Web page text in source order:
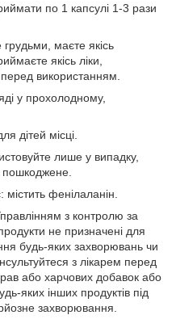
по 1 капсулі 1-3 рази
грудьми, маєте якісь
якісь ліки,
використанням.
у прохолодному,
дітей місці.
лише у випадку,
містить фенілаланін.
з контролю за
не призначені для
будь-яких захворювань чи
з лікарем перед
або харчових добавок або
яких інших продуктів під
захворювання.